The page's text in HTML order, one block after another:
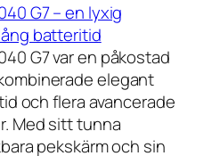
G7 – en lyxig
batteritid
G7 var en påkostad
elegant
och flera avancerade
Med sitt tunna
pekskärm och sin